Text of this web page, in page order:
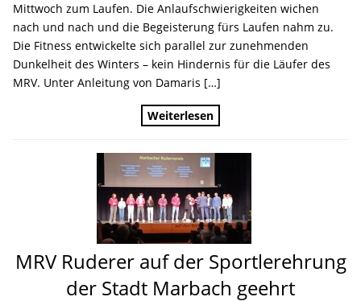
Mittwoch zum Laufen. Die Anlaufschwierigkeiten wichen
nach und nach und die Begeisterung fürs Laufen nahm zu.
Die Fitness entwickelte sich parallel zur zunehmenden
Dunkelheit des Winters – kein Hindernis für die Läufer des
MRV. Unter Anleitung von Damaris […]
Weiterlesen
MRV Ruderer auf der Sportlerehrung
der Stadt Marbach geehrt